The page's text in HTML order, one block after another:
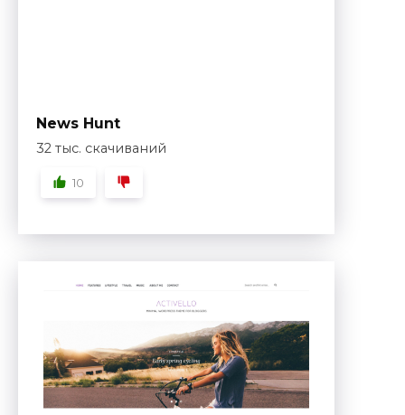
News Hunt
32 тыс. скачиваний
10